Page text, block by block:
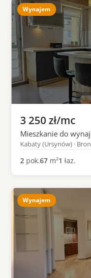
Wynajem
3 250 zł/mc
Mieszkanie do
Kabaty (Ursynów) ·
2 pok.67 m²1 łaz.
Wynajem